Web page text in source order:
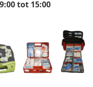
tot 15:00